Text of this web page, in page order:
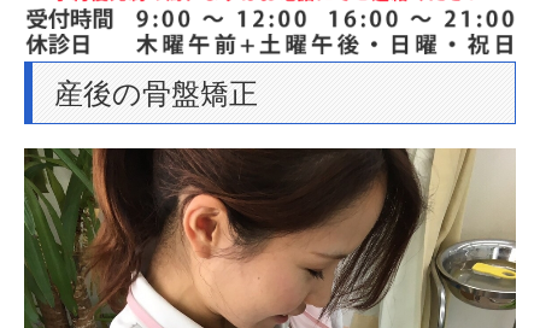
院内・設備紹介
施術について
外傷の手当て
スポーツによるケガ
むち打ち症について
産後の骨盤矯正